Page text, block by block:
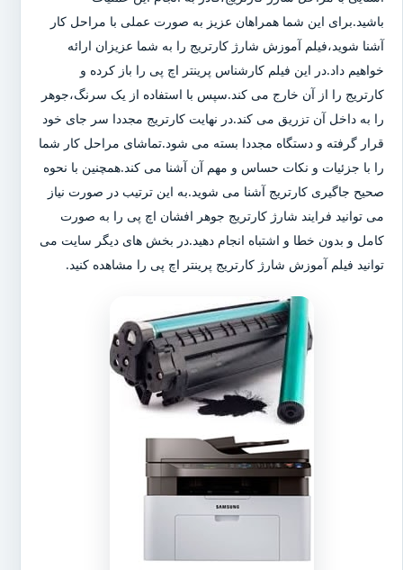
باشید.برای این شما همراهان عزیز به صورت عملی با مراحل کار
آشنا شوید،فیلم آموزش شارژ کارتریج را به شما عزیزان ارائه
خواهیم داد.در این فیلم کارشناس پرینتر اچ پی را باز کرده و
کارتریج را از آن خارج می کند.سپس با استفاده از یک سرنگ،جوهر
را به داخل آن تزریق می کند.در نهایت کارتریج مجددا سر جای خود
قرار گرفته و دستگاه مجددا بسته می شود.تماشای مراحل کار شما
را با جزئیات و نکات حساس و مهم آن آشنا می کند.همچنین با نحوه
صحیح جاگیری کارتریج آشنا می شوید.به این ترتیب در صورت نیاز
می توانید فرایند شارژ کارتریج جوهر افشان اچ پی را به صورت
کامل و بدون خطا و اشتباه انجام دهید.در بخش های دیگر سایت می
توانید فیلم آموزش شارژ کارتریج پرینتر اچ پی را مشاهده کنید.